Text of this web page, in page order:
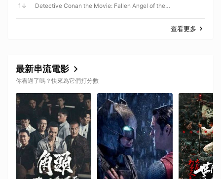
1
Detective Conan the Movie: Fallen Angel of the
查看更多
最新串流電影
你看過了嗎？快來為它們打分數